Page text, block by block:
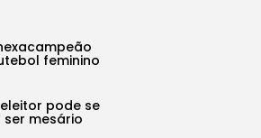
feminino
pode se
mesário